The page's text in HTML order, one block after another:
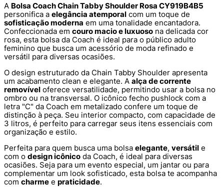
A Bolsa Coach Chain Tabby Shoulder Rosa CY919B4B5
personifica a elegância atemporal com um toque de
sofisticação moderna em uma tonalidade encantadora.
Confeccionada em couro macio e luxuoso na delicada cor
rosa, esta bolsa da Coach é ideal para o público adulto
feminino que busca um acessório de moda refinado e
versátil para diversas ocasiões.
O design estruturado da Chain Tabby Shoulder apresenta
um acabamento clean e elegante. A alça de corrente
removível oferece versatilidade, permitindo usar a bolsa no
ombro ou na transversal. O icônico fecho pushlock com a
letra "C" da Coach em metalizado confere um toque de
distinção à peça. Seu interior compacto, com capacidade de
3 litros, é perfeito para carregar seus itens essenciais com
organização e estilo.
Perfeita para quem busca uma bolsa elegante, versátil e
com o design icônico da Coach, é ideal para diversas
ocasiões. Seja para um evento especial, um jantar ou para
complementar um look sofisticado, esta bolsa te acompanha
com charme e praticidade.